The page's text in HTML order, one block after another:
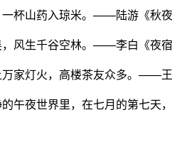
杯山药入琼米。——陆游《秋夜
风生千谷空林。——李白《夜宿
家灯火，高楼茶友众多。——王
午夜世界里，在七月的第七